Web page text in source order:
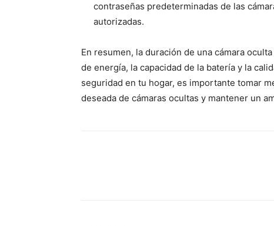
contraseñas predeterminadas de las
autorizadas.
En resumen, la duración de una cámara
de energía, la capacidad de la batería y la
seguridad en tu hogar, es importante tomar
deseada de cámaras ocultas y mantener un